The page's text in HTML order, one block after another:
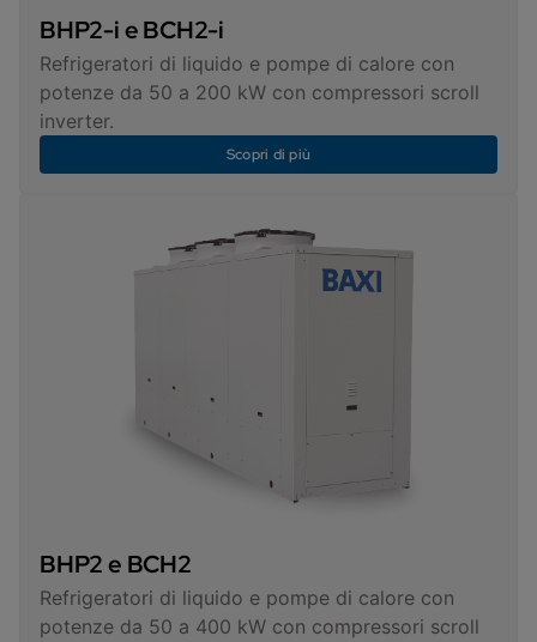
BHP2-i e BCH2-i
Refrigeratori di liquido e pompe di calore con
potenze da 50 a 200 kW con compressori scroll
inverter.
Scopri di più
BHP2 e BCH2
Refrigeratori di liquido e pompe di calore con
potenze da 50 a 400 kW con compressori scroll